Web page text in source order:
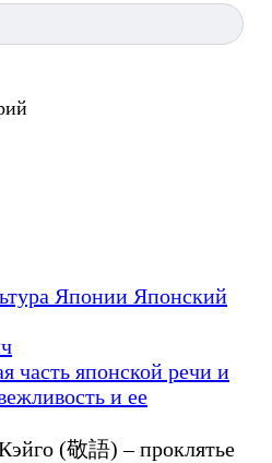
Японии Японский
часть японской речи и
и ее
(敬語) – проклятье